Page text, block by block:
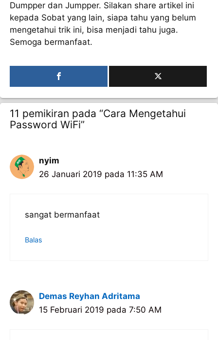
Dumpper dan Jumpper. Silakan share artikel ini
kepada Sobat yang lain, siapa tahu yang belum
mengetahui trik ini, bisa menjadi tahu juga.
Semoga bermanfaat.
11 pemikiran pada “Cara Mengetahui
Password WiFi”
nyim
26 Januari 2019 pada 11:35 AM
sangat bermanfaat
Balas
Demas Reyhan Adritama
15 Februari 2019 pada 7:50 AM